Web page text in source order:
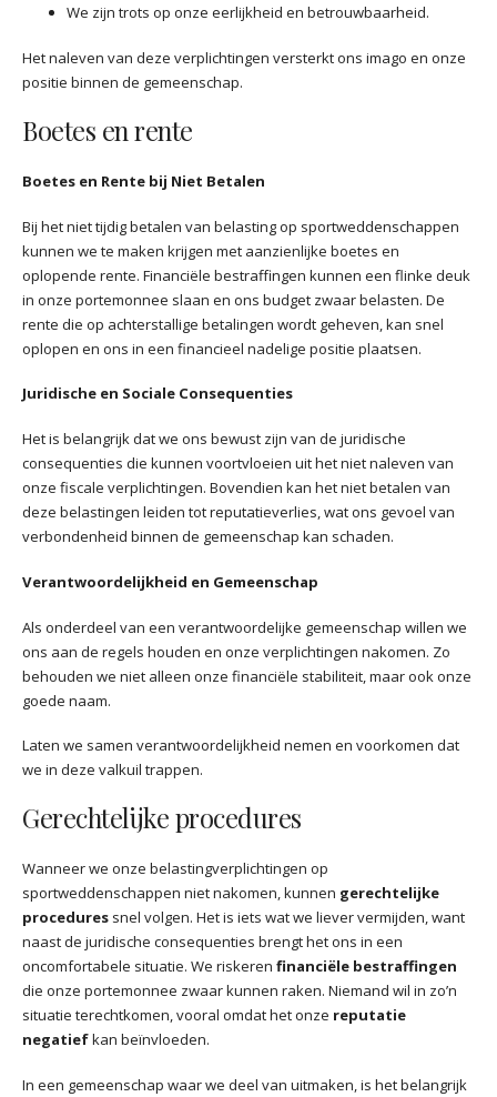
We zijn trots op onze eerlijkheid en betrouwbaarheid.
Het naleven van deze verplichtingen versterkt ons imago en onze
positie binnen de gemeenschap.
Boetes en rente
Boetes en Rente bij Niet Betalen
Bij het niet tijdig betalen van belasting op sportweddenschappen
kunnen we te maken krijgen met aanzienlijke boetes en
oplopende rente. Financiële bestraffingen kunnen een flinke deuk
in onze portemonnee slaan en ons budget zwaar belasten. De
rente die op achterstallige betalingen wordt geheven, kan snel
oplopen en ons in een financieel nadelige positie plaatsen.
Juridische en Sociale Consequenties
Het is belangrijk dat we ons bewust zijn van de juridische
consequenties die kunnen voortvloeien uit het niet naleven van
onze fiscale verplichtingen. Bovendien kan het niet betalen van
deze belastingen leiden tot reputatieverlies, wat ons gevoel van
verbondenheid binnen de gemeenschap kan schaden.
Verantwoordelijkheid en Gemeenschap
Als onderdeel van een verantwoordelijke gemeenschap willen we
ons aan de regels houden en onze verplichtingen nakomen. Zo
behouden we niet alleen onze financiële stabiliteit, maar ook onze
goede naam.
Laten we samen verantwoordelijkheid nemen en voorkomen dat
we in deze valkuil trappen.
Gerechtelijke procedures
Wanneer we onze belastingverplichtingen op
sportweddenschappen niet nakomen, kunnen gerechtelijke
procedures snel volgen. Het is iets wat we liever vermijden, want
naast de juridische consequenties brengt het ons in een
oncomfortabele situatie. We riskeren financiële bestraffingen
die onze portemonnee zwaar kunnen raken. Niemand wil in zo’n
situatie terechtkomen, vooral omdat het onze reputatie
negatiefkan beïnvloeden.
In een gemeenschap waar we deel van uitmaken, is het belangrijk